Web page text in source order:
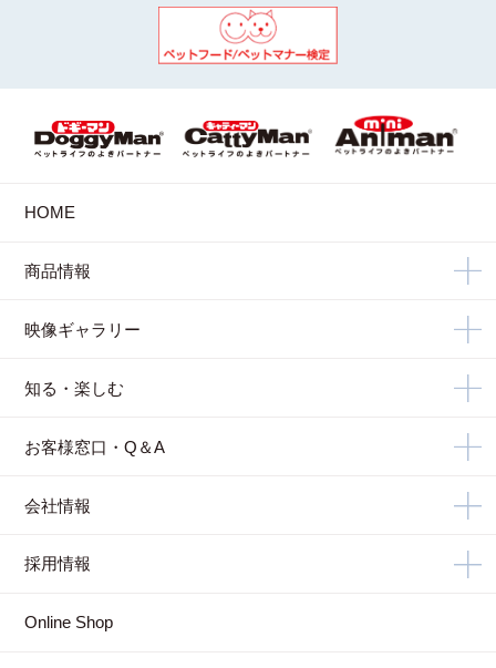
HOME
商品情報
映像ギャラリー
知る・楽しむ
お客様窓口・Q＆A
会社情報
採用情報
Online Shop